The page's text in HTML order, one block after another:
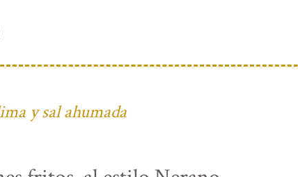
y sal ahumada